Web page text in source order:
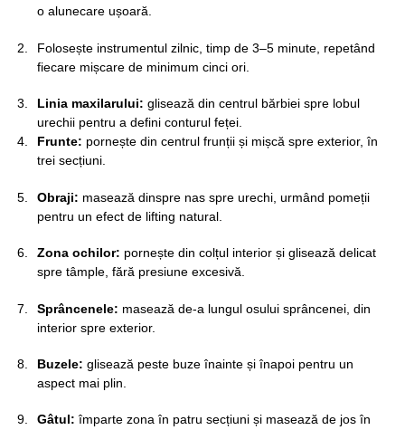
o alunecare ușoară.
Folosește instrumentul zilnic, timp de 3–5 minute, repetând
fiecare mișcare de minimum cinci ori.
Linia maxilarului: glisează din centrul bărbiei spre lobul
urechii pentru a defini conturul feței.
Frunte: pornește din centrul frunții și mișcă spre exterior, în
trei secțiuni.
Obraji: masează dinspre nas spre urechi, urmând pomeții
pentru un efect de lifting natural.
Zona ochilor: pornește din colțul interior și glisează delicat
spre tâmple, fără presiune excesivă.
Sprâncenele: masează de-a lungul osului sprâncenei, din
interior spre exterior.
Buzele: glisează peste buze înainte și înapoi pentru un
aspect mai plin.
Gâtul: împarte zona în patru secțiuni și masează de jos în